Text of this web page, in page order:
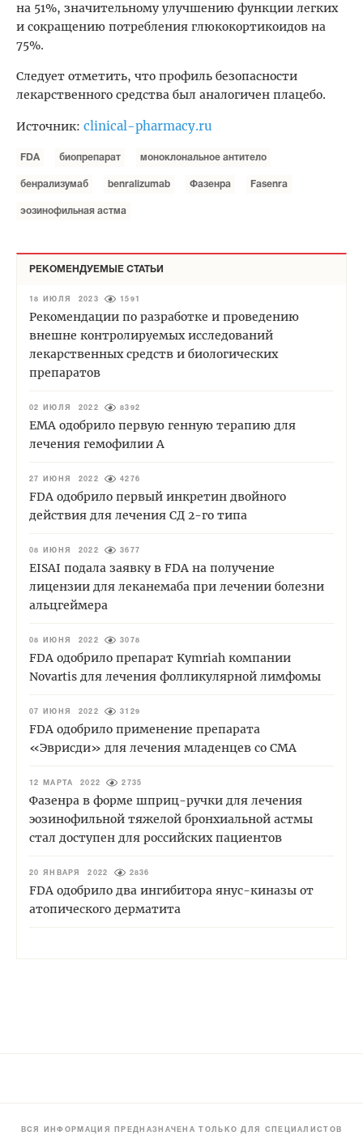
на 51%, значительному улучшению функции легких
и сокращению потребления глюкокортикоидов на
75%.
Следует отметить, что профиль безопасности
лекарственного средства был аналогичен плацебо.
Источник: clinical-pharmacy.ru
FDA биопрепарат моноклональное антитело
бенрализумаб benralizumab Фазенра Fasenra
эозинофильная астма
РЕКОМЕНДУЕМЫЕ СТАТЬИ
18 ИЮЛЯ 2023 1591
Рекомендации по разработке и проведению
внешне контролируемых исследований
лекарственных средств и биологических
препаратов
02 ИЮЛЯ 2022 8392
EMA одобрило первую генную терапию для
лечения гемофилии А
27 ИЮНЯ 2022 4276
FDA одобрило первый инкретин двойного
действия для лечения СД 2-го типа
08 ИЮНЯ 2022 3677
EISAI подала заявку в FDA на получение
лицензии для леканемаба при лечении болезни
альцгеймера
08 ИЮНЯ 2022 3078
FDA одобрило препарат Kymriah компании
Novartis для лечения фолликулярной лимфомы
07 ИЮНЯ 2022 3129
FDA одобрило применение препарата
«Эврисди» для лечения младенцев со СМА
12 МАРТА 2022 2735
Фазенра в форме шприц-ручки для лечения
эозинофильной тяжелой бронхиальной астмы
стал доступен для российских пациентов
20 ЯНВАРЯ 2022 2836
FDA одобрило два ингибитора янус-киназы от
атопического дерматита
ВСЯ ИНФОРМАЦИЯ ПРЕДНАЗНАЧЕНА ТОЛЬКО ДЛЯ СПЕЦИАЛИСТОВ